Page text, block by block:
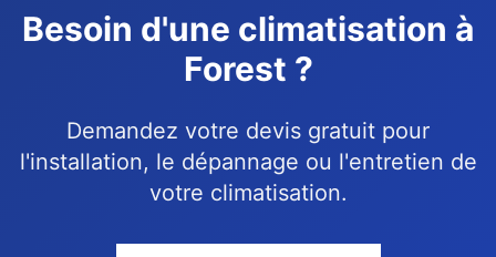
Besoin d'une climatisation à
Forest ?
Demandez votre devis gratuit pour
l'installation, le dépannage ou l'entretien de
votre climatisation.